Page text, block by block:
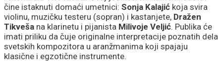
čine istaknuti domaći umetnici: Sonja Kalajić koja svira
violinu, muzičku testeru (sopran) i kastanjete, Dražen
Tikveša na klarinetu i pijanista Milivoje Veljić. Publika će
imati priliku da čuje originalne interpretacije poznatih dela
svetskih kompozitora u aranžmanima koji spajaju
klasične i egzotične instrumente.